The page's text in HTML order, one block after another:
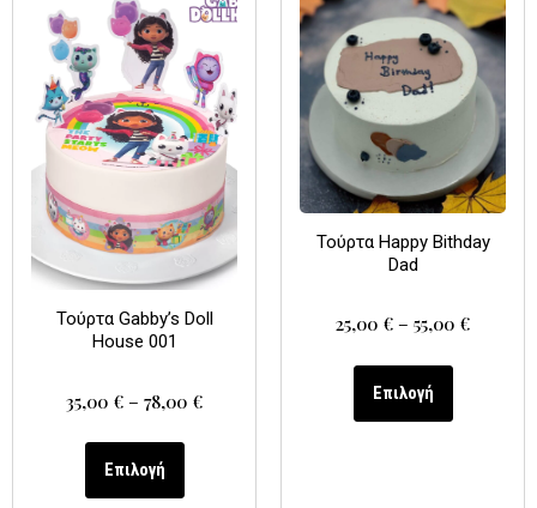
Τούρτα Gabby’s Doll
House 001
35,00 € – 78,00 €
Επιλογή
Τούρτα Happy Bithday
Dad
25,00 € – 55,00 €
Επιλογή